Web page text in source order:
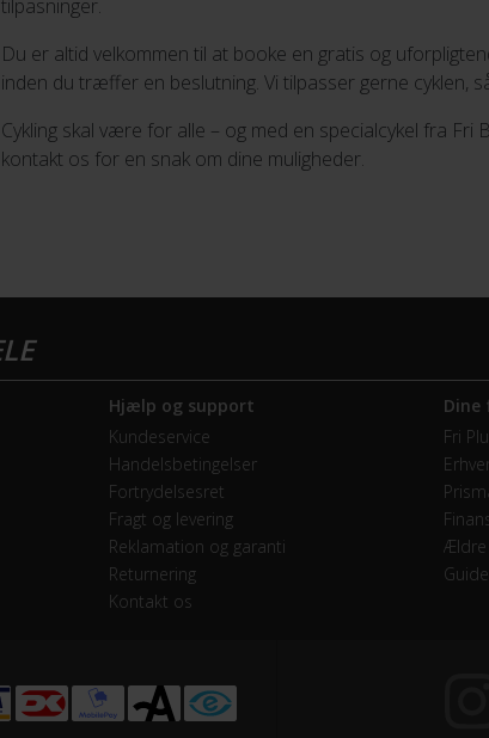
tilpasninger.
Du er altid velkommen til at booke en gratis og
inden du træffer en beslutning. Vi tilpasser gerne cyklen,
Cykling skal være for alle – og med en specialcykel fra
kontakt os for en snak om dine muligheder.
Hjælp og support
Kundeservice
Handelsbetingelser
Fortrydelsesret
Fragt og levering
Reklamation og garanti
Returnering
Kontakt os
Dine
Fri
Ældre